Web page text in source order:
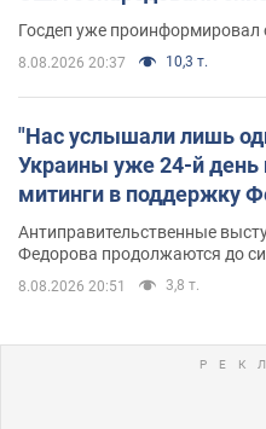
Госдеп уже проинформировал
8.08.2026 20:37 10,3 т.
"Нас услышали лишь
Украины уже 24-й день
митинги в поддержку
Антиправительственные
Федорова продолжаются до
8.08.2026 20:51 3,8 т.